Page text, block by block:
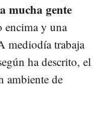
mucha gente
encima y una
mediodía trabaja
ha descrito, el
ambiente de